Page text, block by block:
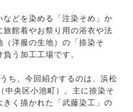
どを染める「注染そめ」か
館着やお祭り用の浴衣や法
洋服の生地）の「捺染そ
う加工工場です。
ち、今回紹介するのは、浜松
中央区小池町）。主に捺染そ
く描かれた「武藤染工」の